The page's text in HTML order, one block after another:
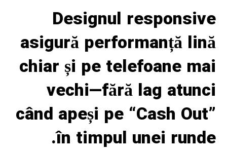
Designul responsive
asigură performanță lină
chiar și pe telefoane mai
vechi—fără lag atunci
când apeși pe “Cash Out”
în timpul unei runde.